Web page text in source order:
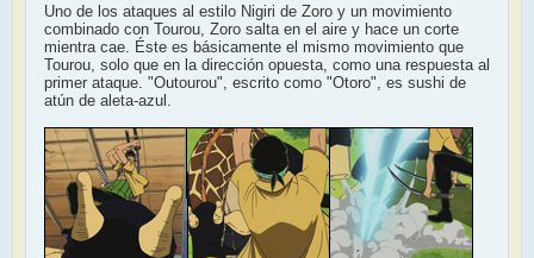
Uno de los ataques al estilo Nigiri de Zoro y un movimiento
combinado con Tourou, Zoro salta en el aire y hace un corte
mientra cae. Éste es básicamente el mismo movimiento que
Tourou, solo que en la dirección opuesta, como una respuesta al
primer ataque. "Outourou", escrito como "Otoro", es sushi de
atún de aleta-azul.